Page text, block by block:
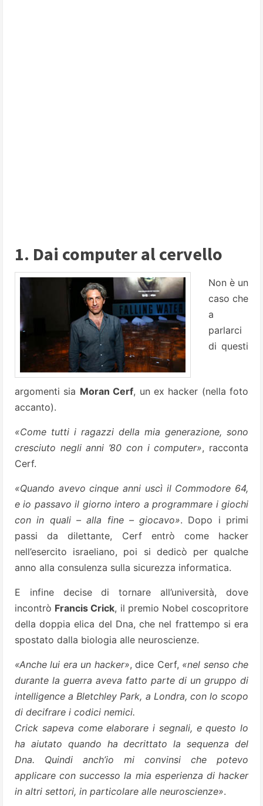
1. Dai computer al cervello
Non è un
caso che
a
parlarci
di questi
argomenti sia Moran Cerf, un ex hacker (nella foto
accanto).
«Come tutti i ragazzi della mia generazione, sono
cresciuto negli anni ’80 con i computer», racconta
Cerf.
«Quando avevo cinque anni uscì il Commodore 64,
e io passavo il giorno intero a programmare i giochi
con in quali – alla fine – giocavo». Dopo i primi
passi da dilettante, Cerf entrò come hacker
nell’esercito israeliano, poi si dedicò per qualche
anno alla consulenza sulla sicurezza informatica.
E infine decise di tornare all’università, dove
incontrò Francis Crick, il premio Nobel coscopritore
della doppia elica del Dna, che nel frattempo si era
spostato dalla biologia alle neuroscienze.
«Anche lui era un hacker», dice Cerf, «nel senso che
durante la guerra aveva fatto parte di un gruppo di
intelligence a Bletchley Park, a Londra, con lo scopo
di decifrare i codici nemici.
Crick sapeva come elaborare i segnali, e questo lo
ha aiutato quando ha decrittato la sequenza del
Dna. Quindi anch’io mi convinsi che potevo
applicare con successo la mia esperienza di hacker
in altri settori, in particolare alle neuroscienze».